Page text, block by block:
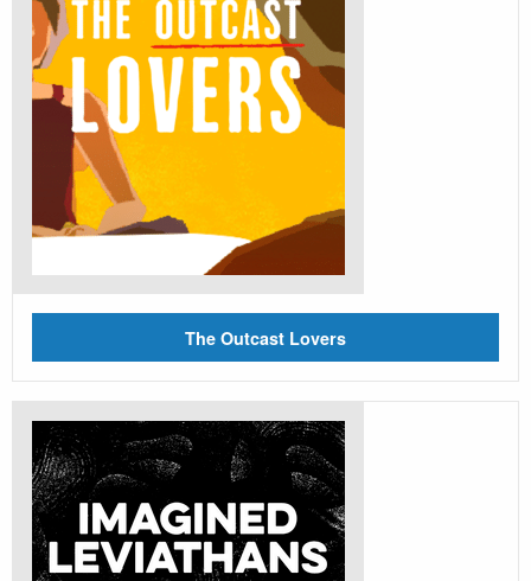
The Outcast Lovers